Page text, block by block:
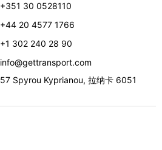
+351 30 0528110
+44 20 4577 1766
+1 302 240 28 90
info@gettransport.com
57 Spyrou Kyprianou,拉纳卡 6051